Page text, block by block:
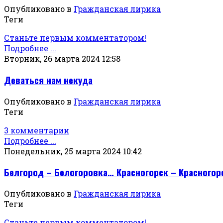
Опубликовано в Гражданская лирика
Теги
Станьте первым комментатором!
Подробнее ...
Вторник, 26 марта 2024 12:58
Деваться нам некуда
Опубликовано в Гражданская лирика
Теги
3 комментарии
Подробнее ...
Понедельник, 25 марта 2024 10:42
Белгород – Белогоровка… Красногорск –
Опубликовано в Гражданская лирика
Теги